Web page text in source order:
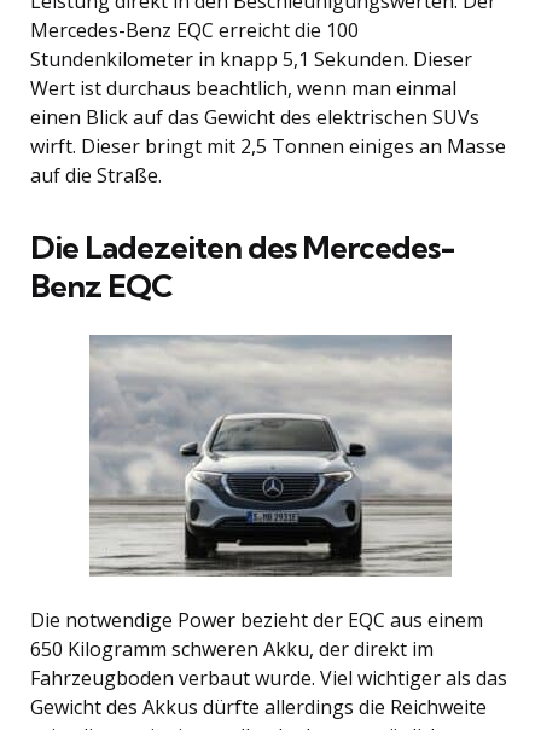
Mercedes-Benz EQC erreicht die 100
Stundenkilometer in knapp 5,1 Sekunden. Dieser
Wert ist durchaus beachtlich, wenn man einmal
einen Blick auf das Gewicht des elektrischen SUVs
wirft. Dieser bringt mit 2,5 Tonnen einiges an Masse
auf die Straße.
Die Ladezeiten des Mercedes-
Benz EQC
Die notwendige Power bezieht der EQC aus einem
650 Kilogramm schweren Akku, der direkt im
Fahrzeugboden verbaut wurde. Viel wichtiger als das
Gewicht des Akkus dürfte allerdings die Reichweite